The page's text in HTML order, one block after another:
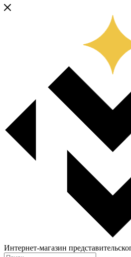
Интернет-магазин